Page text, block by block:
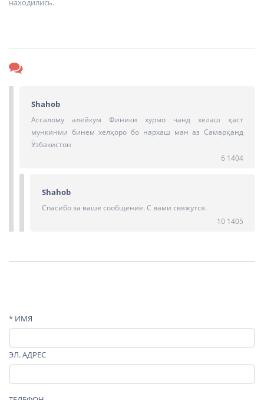
находились.
Shahob
Ассалому алейкум Финики хурмо чанд хелаш ҳаст
мункинми бинем хелҳоро бо нархаш ман аз Самарқанд
Ӯзбакистон
6 1404
Shahob
Спасибо за ваше сообщение. С вами свяжутся.
10 1405
* ИМЯ
ЭЛ. АДРЕС